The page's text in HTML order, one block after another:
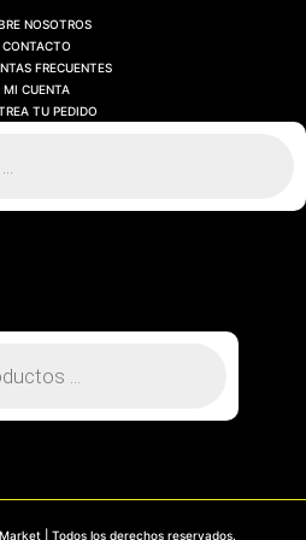
NOSOTROS
CONTACTO
FRECUENTES
MI CUENTA
TU PEDIDO
| Todos los derechos reservados.